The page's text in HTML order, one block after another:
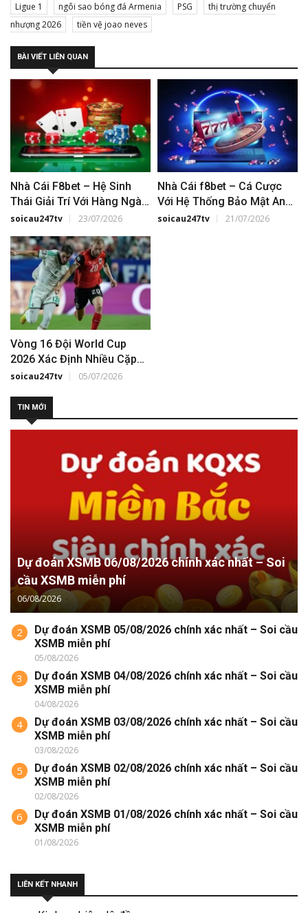
Ligue 1
ngôi sao bóng đá Armenia PSG
thị trường chuyển
nhượng 2026
tiền vệ joao neves
BÀI VIẾT LIÊN QUAN
Nhà Cái F8bet – Hệ Sinh
Thái Giải Trí Với Hàng Ngàn
Tựa Game
soicau247tv 23/07/2026
Nhà Cái f8bet – Cá Cược
Với Hệ Thống Bảo Mật An
Toàn
soicau247tv 21/07/2026
Vòng 16 Đội World Cup
2026 Xác Định Nhiều Cặp
Đấu Hấp Dẫn
soicau247tv 05/07/2026
TIN MỚI
Dự đoán XSMB 06/08/2026 chính xác nhất – Soi
cầu XSMB miễn phí
06/08/2026
2
Dự đoán XSMB 05/08/2026 chính xác nhất – Soi cầu
XSMB miễn phí
05/08/2026
3
Dự đoán XSMB 04/08/2026 chính xác nhất – Soi cầu
XSMB miễn phí
04/08/2026
4
Dự đoán XSMB 03/08/2026 chính xác nhất – Soi cầu
XSMB miễn phí
03/08/2026
5
Dự đoán XSMB 02/08/2026 chính xác nhất – Soi cầu
XSMB miễn phí
02/08/2026
6
Dự đoán XSMB 01/08/2026 chính xác nhất – Soi cầu
XSMB miễn phí
01/08/2026
LIÊN KẾT NHANH